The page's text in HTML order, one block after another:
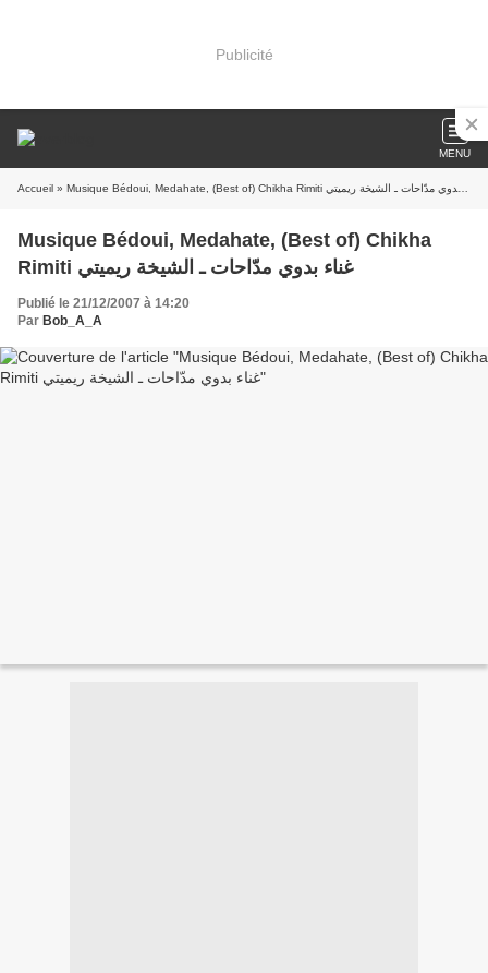
Publicité
MENU
Accueil » Musique Bédoui, Medahate, (Best of) Chikha Rimiti غناء بدوي مدّاحات ـ الشيخة ريميتي
Musique Bédoui, Medahate, (Best of) Chikha
Rimiti غناء بدوي مدّاحات ـ الشيخة ريميتي
Publié le 21/12/2007 à 14:20
Par Bob_A_A